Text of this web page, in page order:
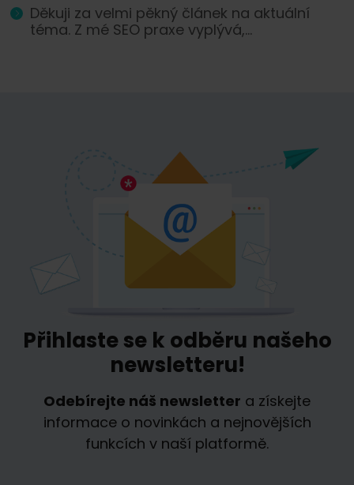
Děkuji za velmi pěkný článek na aktuální
téma. Z mé SEO praxe vyplývá,...
Přihlaste se k odběru našeho
newsletteru!
Odebírejte náš newsletter a získejte
informace o novinkách a nejnovějších
funkcích v naší platformě.